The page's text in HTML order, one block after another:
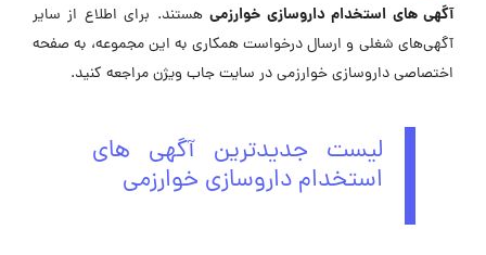
آگهی های استخدام داروسازی خوارزمیهستند. برای اطلاع از سایر
آگهی‌های شغلی و ارسال درخواست همکاری به این مجموعه، به صفحه
اختصاصی داروسازی خوارزمی در ‌سایت جاب ویژن مراجعه کنید.
لیست جدیدترین آگهی های
استخدام داروسازی خوارزمی